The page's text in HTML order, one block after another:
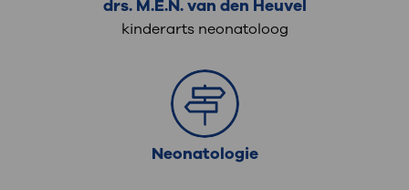
drs. M.E.N. van den Heuvel
kinderarts neonatoloog
Neonatologie